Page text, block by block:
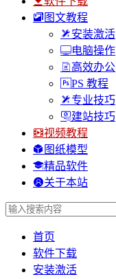
图文教程
安装激活
电脑操作
高效办公
PS 教程
专业技巧
建站技巧
视频教程
图纸模型
精品软件
关于本站
首页
软件下载
安装激活